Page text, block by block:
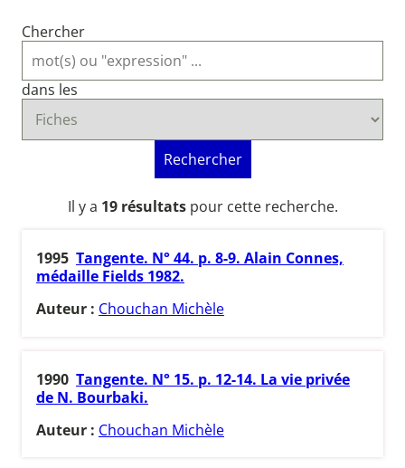
Chercher
dans les
Rechercher
Il y a 19 résultatspour cette recherche.
1995 Tangente. N° 44. p. 8-9. Alain Connes,
médaille Fields 1982.
Auteur : Chouchan Michèle
1990 Tangente. N° 15. p. 12-14. La vie privée
de N. Bourbaki.
Auteur : Chouchan Michèle